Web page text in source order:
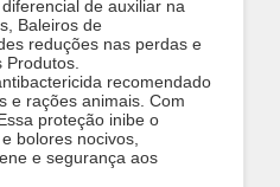
de auxiliar na
Baleiros de
reduções nas perdas e
recomendado
e rações animais. Com
proteção inibe o
bolores nocivos,
e segurança aos